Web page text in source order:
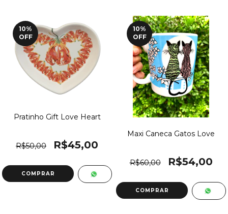
10%
OFF
Pratinho Gift Love Heart
R$50,00 R$45,00
10%
OFF
Maxi Caneca Gatos Love
R$60,00 R$54,00